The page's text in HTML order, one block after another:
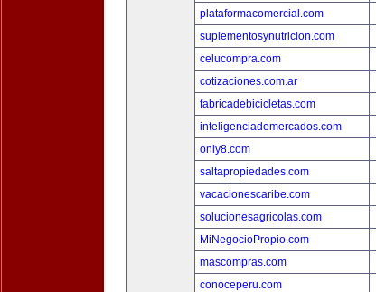
plataformacomercial.com
suplementosynutricion.com
celucompra.com
cotizaciones.com.ar
fabricadebicicletas.com
inteligenciademercados.com
only8.com
saltapropiedades.com
vacacionescaribe.com
solucionesagricolas.com
MiNegocioPropio.com
mascompras.com
conoceperu.com